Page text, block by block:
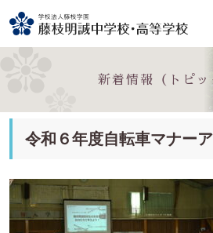
新着情報（トピ
令和６年度自転車マナー